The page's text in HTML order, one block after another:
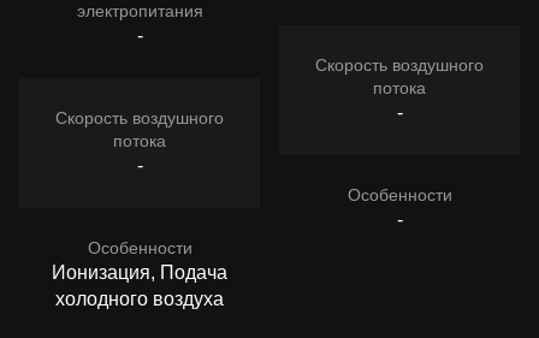
электропитания
-
Скорость воздушного
потока
-
Особенности
Ионизация, Подача
холодного воздуха
Скорость воздушного
потока
-
Особенности
-